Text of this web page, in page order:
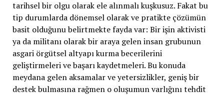
tarihsel bir olgu olarak ele alınmalı kuşkusuz. Fakat bu
tip durumlarda dönemsel olarak ve pratikte çözümün
basit olduğunu belirtmekte fayda var: Bir işin aktivisti
ya da militanı olarak bir araya gelen insan grubunun
asgari örgütsel altyapı kurma becerilerini
geliştirmeleri ve başarı kaydetmeleri. Bu konuda
meydana gelen aksamalar ve yetersizlikler, geniş bir
destek bulmasına rağmen o oluşumun varlığını tehdit